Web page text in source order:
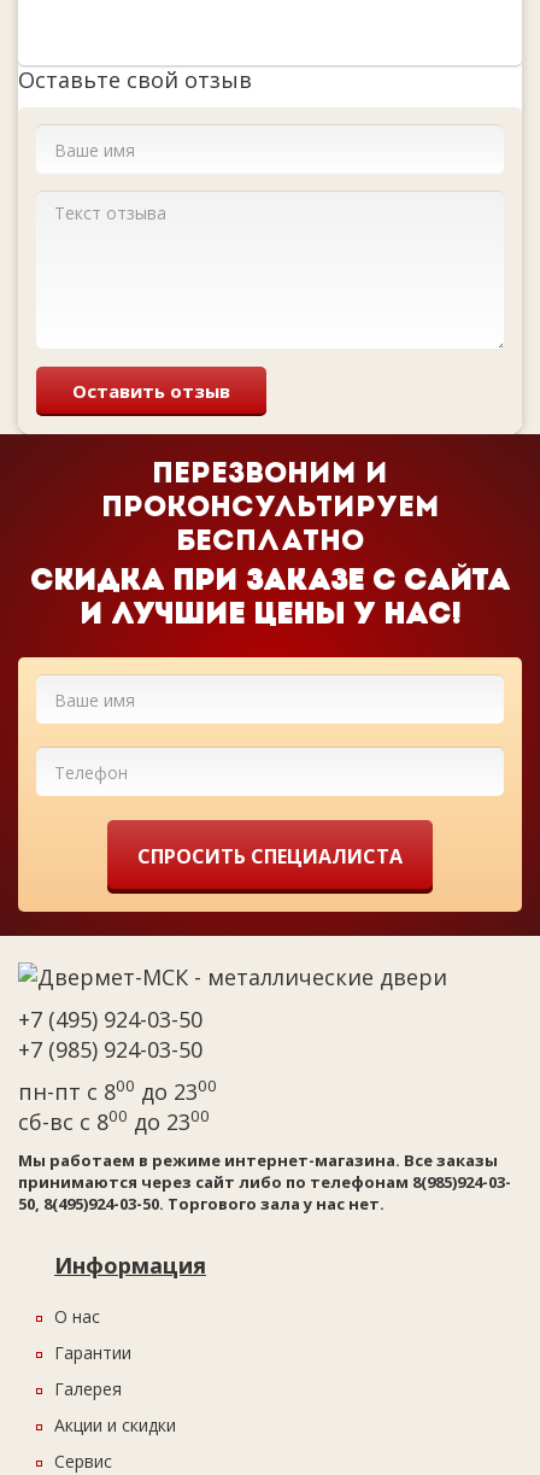
Оставьте свой отзыв
Оставить отзыв
Перезвоним и
проконсультируем
бесплатно
Cкидка при заказе с сайта
и лучшие цены у нас!
СПРОСИТЬ СПЕЦИАЛИСТА
+7 (495) 924-03-50
+7 (985) 924-03-50
пн-пт с 800 до 2300
сб-вс с 800 до 2300
Мы работаем в режиме интернет-магазина. Все заказы
принимаются через сайт либо по телефонам 8(985)924-03-
50, 8(495)924-03-50. Торгового зала у нас нет.
Информация
О нас
Гарантии
Галерея
Акции и скидки
Сервис